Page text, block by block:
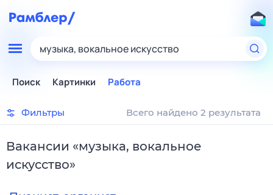
музыка, вокальное искусство
Поиск Картинки Работа
Фильтры Всего найдено 2 результата
Вакансии «музыка, вокальное
искусство»